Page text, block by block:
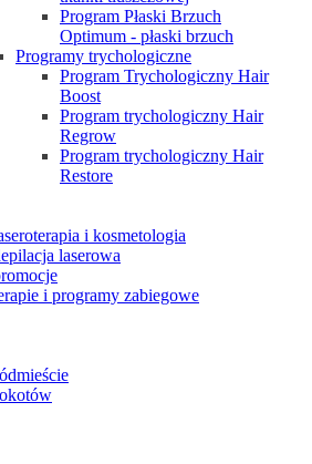
Program Płaski Brzuch
Optimum - płaski brzuch
Programy trychologiczne
Program Trychologiczny Hair
Boost
Program trychologiczny Hair
Regrow
Program trychologiczny Hair
Restore
i kosmetologia
laserowa
i programy zabiegowe